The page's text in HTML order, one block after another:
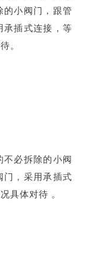
小阀门，跟管
承插式连接，等
。
必拆除的小阀
门，采用承插式
具体对待 。